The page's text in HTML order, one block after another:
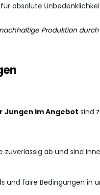
absolute
Produktion
Jungen im Angebot sind
zuverlässig ab und sind
und faire Bedingungen in